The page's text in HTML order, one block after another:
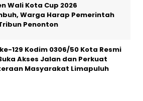
Wali Kota Cup 2026
Warga Harap Pemerintah
Penonton
129 Kodim 0306/50 Kota Resmi
Akses Jalan dan Perkuat
Masyarakat Limapuluh